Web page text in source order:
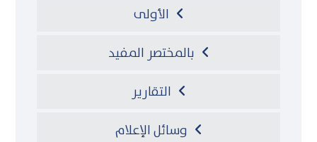
الأولى
بالمختصر المفيد
التقارير
وسائل الإعلام